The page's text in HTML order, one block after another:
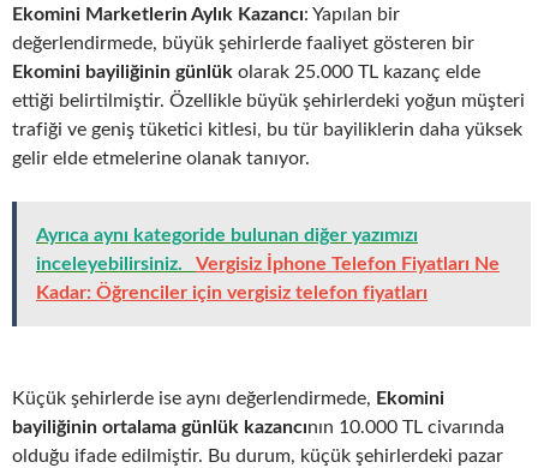
Ekomini Marketlerin Aylık Kazancı: Yapılan bir
değerlendirmede, büyük şehirlerde faaliyet gösteren bir
Ekomini bayiliğinin günlük olarak 25.000 TL kazanç elde
ettiği belirtilmiştir. Özellikle büyük şehirlerdeki yoğun müşteri
trafiği ve geniş tüketici kitlesi, bu tür bayiliklerin daha yüksek
gelir elde etmelerine olanak tanıyor.
Ayrıca aynı kategoride bulunan diğer yazımızı
inceleyebilirsiniz.
Vergisiz İphone Telefon Fiyatları Ne
Kadar: Öğrenciler için vergisiz telefon fiyatları
Küçük şehirlerde ise aynı değerlendirmede, Ekomini
bayiliğinin ortalama günlük kazancının 10.000 TL civarında
olduğu ifade edilmiştir. Bu durum, küçük şehirlerdeki pazar